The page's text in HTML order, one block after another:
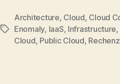
Tags
Architecture, Cloud, Cloud
Enomaly, IaaS, Infrastructure,
Cloud, Public Cloud,